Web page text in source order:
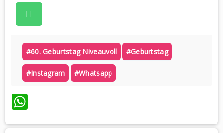
#60. Geburtstag Niveauvoll #geburtstag
#instagram #whatsapp
WhatsApp